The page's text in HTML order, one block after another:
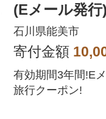
(Eメール発行
分
石川県能美市
寄付金額
有効期間3年間!E
旅行クーポン!